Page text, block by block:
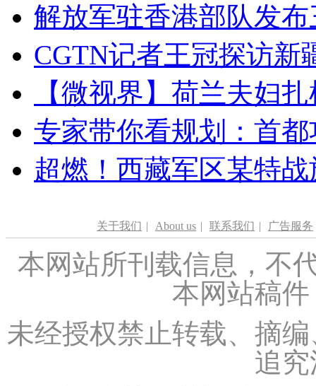
解放军驻香港部队发
CGTN记者王冠探访新
【微视界】荷兰夫妇
专家带你看规划：首
超燃！西藏军区某特
关于我们 | About us | 联系我们 | 广告服务
本网站所刊载信息，不
本网站稿
未经授权禁止转载、摘
追